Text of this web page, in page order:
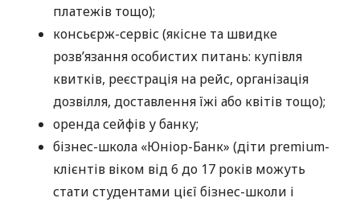
платежів тощо);
консьєрж-сервіс (якісне та швидке
розв’язання особистих питань: купівля
квитків, реєстрація на рейс, організація
дозвілля, доставлення їжі або квітів тощо);
оренда сейфів у банку;
бізнес-школа «Юніор-Банк» (діти premium-
клієнтів віком від 6 до 17 років можуть
стати студентами цієї бізнес-школи і